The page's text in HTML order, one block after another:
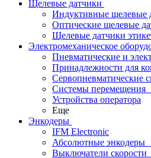
Щелевые датчики
Индуктивные щелевые
Оптические щелевые
Щелевые датчики
Электромеханическое
Пневматические и
Принадлежности для
Сервопневматические
Системы перемещения
Устройства оператора
Еще
Энкодеры
IFM Electronic
Абсолютные энкодеры
Выключатели скорости